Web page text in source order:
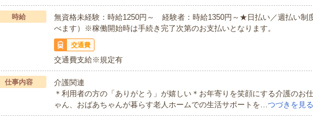
時給
無資格未経験：時給1250円～ 経験者：時給1350円～★日払い／週払い制
べます）※稼働開始時は手続き完了次第のお支払いとなります。
交通費
交通費支給※規定有
仕事内容
介護関連
＊利用者の方の「ありがとう」が嬉しい＊お年寄りを笑顔にする介護のお
ゃん、おばあちゃんが暮らす老人ホームでの生活サポートを…つづきを見る